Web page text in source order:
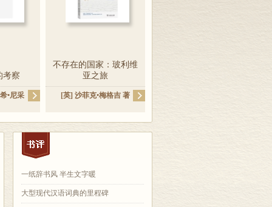
考察
•尼采
不存在的国家：玻利维
亚之旅
[英] 沙菲克•梅格吉 著
一纸辞书风 半生文字暖
大型现代汉语词典的里程碑